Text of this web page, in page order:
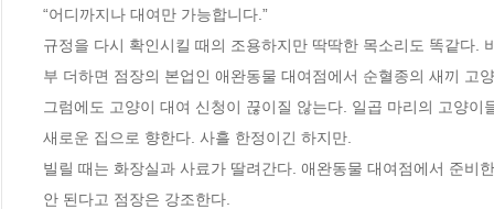
“어디까지나 대여만 가능합니다.”
규정을 다시 확인시킬 때의 조용하지만 딱딱한 목소리도 똑같다.
부 더하면 점장의 본업인 애완동물 대여점에서 순혈종의 새끼 고
그럼에도 고양이 대여 신청이 끊이질 않는다. 일곱 마리의 고양
새로운 집으로 향한다. 사흘 한정이긴 하지만.
빌릴 때는 화장실과 사료가 딸려간다. 애완동물 대여점에서 준비
안 된다고 점장은 강조한다.